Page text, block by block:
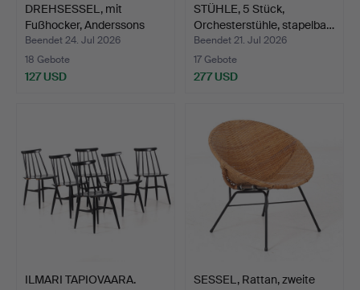
DREHSESSEL, mit
Fußhocker, Anderssons
Meka…
Beendet 24. Jul 2026
18 Gebote
127 USD
STÜHLE, 5 Stück,
Orchesterstühle, stapelba…
Beendet 21. Jul 2026
17 Gebote
277 USD
ILMARI TAPIOVAARA.
SESSEL, Rattan, zweite